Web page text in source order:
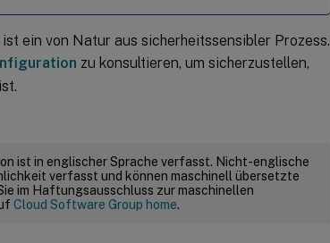
ein von Natur aus sicherheitssensibler Prozess.
zu konsultieren, um sicherzustellen,
ist in englischer Sprache verfasst. Nicht-englische
verfasst und können maschinell übersetzte
im Haftungsausschluss zur maschinellen
Cloud Software Group home.